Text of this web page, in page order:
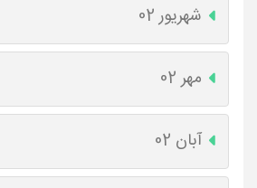
شهریور 02
مهر 02
آبان 02